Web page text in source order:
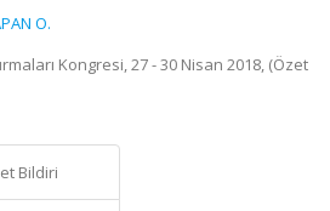
O.
Kongresi, 27 - 30 Nisan 2018, (Özet
Bildiri